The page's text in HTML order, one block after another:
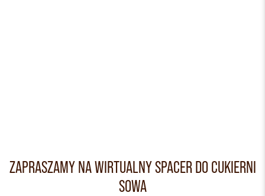
ZAPRASZAMY NA WIRTUALNY SPACER DO CUKIERNI
SOWA